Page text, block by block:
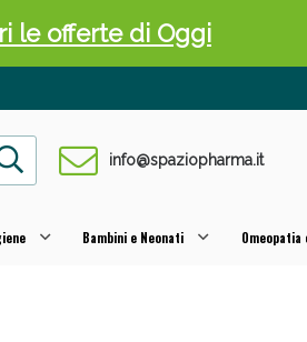
info@spaziopharma.it
Bambini e Neonati
le offerte di Oggi